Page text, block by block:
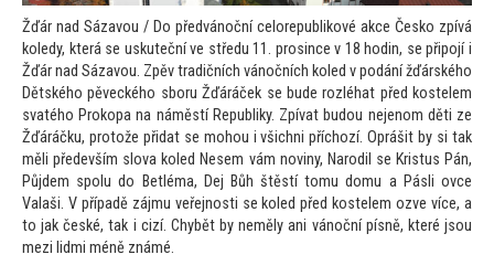
Žďár nad Sázavou / Do předvánoční celorepublikové akce Česko zpívá
koledy, která se uskuteční ve středu 11. prosince v 18 hodin, se připojí i
Žďár nad Sázavou. Zpěv tradičních vánočních koled v podání žďárského
Dětského pěveckého sboru Žďáráček se bude rozléhat před kostelem
svatého Prokopa na náměstí Republiky. Zpívat budou nejenom děti ze
Žďáráčku, protože přidat se mohou i všichni příchozí. Oprášit by si tak
měli především slova koled Nesem vám noviny, Narodil se Kristus Pán,
Půjdem spolu do Betléma, Dej Bůh štěstítomu domu a Pásli ovce
Valaši. V případě zájmu veřejnosti se koled před kostelem ozve více, a
to jak české, tak i cizí. Chybět by neměly ani vánoční písně, které jsou
mezi lidmi méně známé.